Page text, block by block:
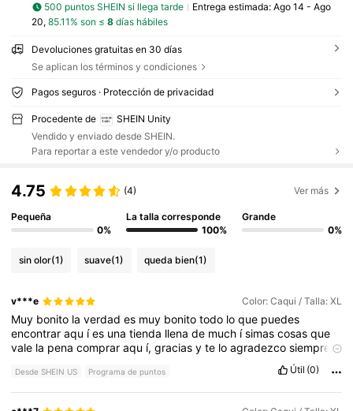
500 puntos SHEIN si llega tarde Entrega estimada: Ago 14 - Ago
20, 85.11% son ≤ 8días hábiles
Devoluciones gratuitas en 30 días
Se aplican los términos y condiciones
Pagos seguros · Protección de privacidad
Procedente de
SHEIN Unity
Vendido y enviado desde SHEIN.
Para reportar a este vendedor y/o producto
4.75 (4) Ver más
Pequeña
0%
La talla corresponde
100%
Grande
0%
sin olor(1) suave(1) queda bien(1)
v***e Color: Caqui / Talla: XL
Muy bonito laverdades muy bonitotodo loque puedes
encontraraqu íes unatienda llenade much ísimascosasque
vale la penacompraraqu í,graciasyte loagradezcosiempre
puedes
encontrar aqu íesunatiendallena cosasque
valelapenacompraraquí,graciasyteloagradezcosiempre
bonito la verdad
Desde SHEIN US Programa de puntos Útil (0)